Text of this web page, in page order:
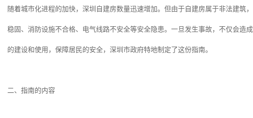
随着城市化进程的加快，深圳自建房数量迅速增加。但由于自建房属于非法建筑
稳固、消防设施不合格、电气线路不安全等安全隐患。一旦发生事故，不仅会造
的建设和使用，保障居民的安全，深圳市政府特地制定了这份指南。
二、指南的内容